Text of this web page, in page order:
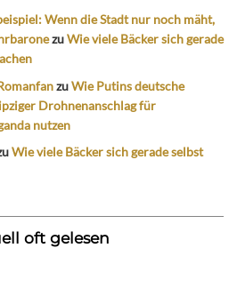
Wenn die Stadt nur noch mäht,
zuWie viele Bäcker sich gerade
zuWie Putins deutsche
Drohnenanschlag für
nutzen
Wie viele Bäcker sich gerade selbst
oft gelesen